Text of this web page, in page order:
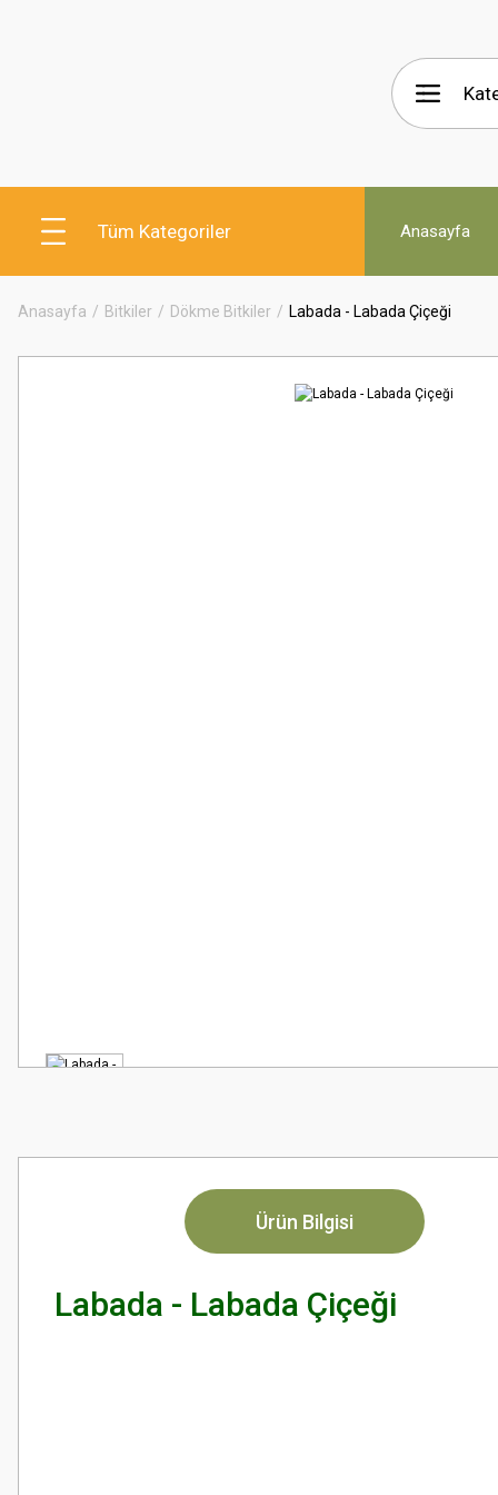
Tüm Kategoriler Anasayfa
Anasayfa Bitkiler Dökme Bitkiler Labada - Labada Çiçeği
Ürün Bilgisi
Labada - Labada Çiçeği